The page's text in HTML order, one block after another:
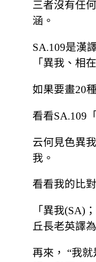
三者沒有任
涵。
SA.109是漢
「異我、相
如果要畫20
看看SA.109
云何見色異
我。
看看我的比對
「異我(SA)
丘長老英譯
再來， “我